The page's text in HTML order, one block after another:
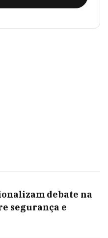
debate na
segurança e